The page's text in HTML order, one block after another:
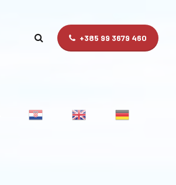
+385 99 3679 460